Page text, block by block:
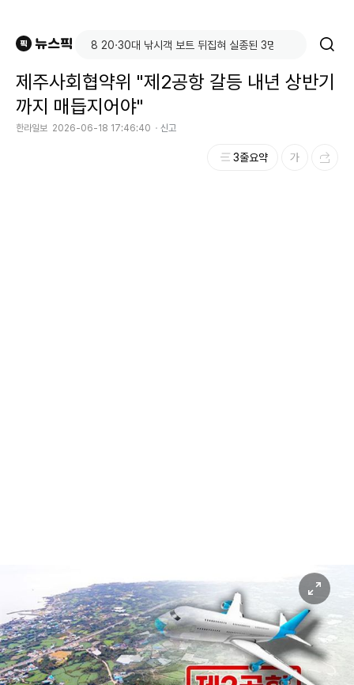
제주사회협약위 "제2공항 갈등 내년 상반기
까지 매듭지어야"
한라일보 2026-06-18 17:46:40 신고
3줄요약